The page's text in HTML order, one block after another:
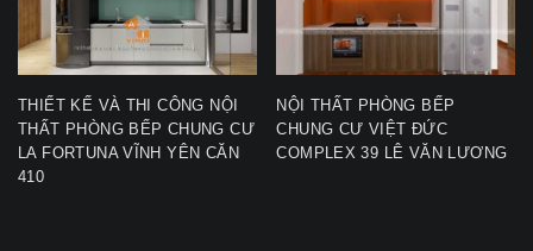
THIẾT KẾ VÀ THI CÔNG NỘI
THẤT PHÒNG BẾP CHUNG CƯ
LA FORTUNA VĨNH YÊN CĂN
410
NỘI THẤT PHÒNG BẾP
CHUNG CƯ VIỆT ĐỨC
COMPLEX 39 LÊ VĂN LƯƠNG